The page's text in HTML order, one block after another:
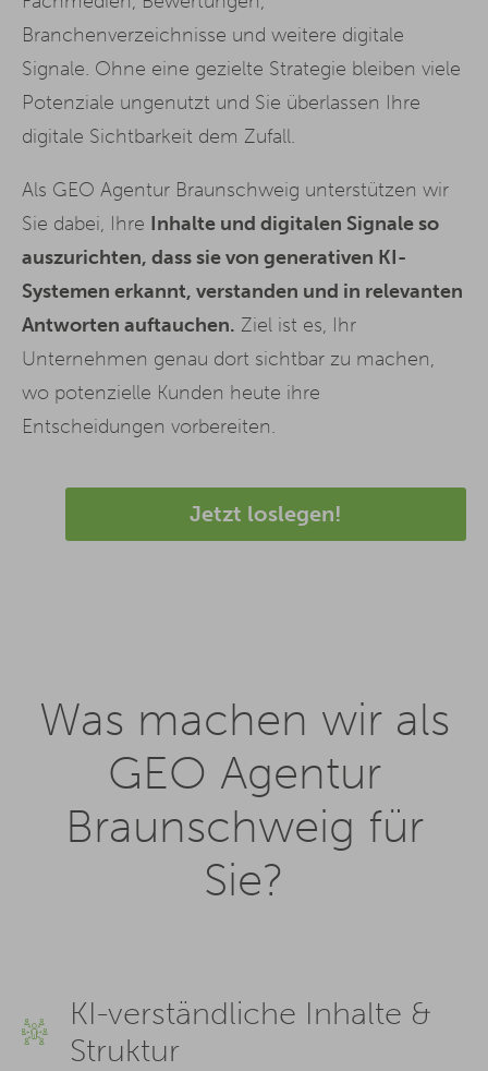
Branchenverzeichnisse und weitere digitale
Signale. Ohne eine gezielte Strategie bleiben viele
Potenziale ungenutzt und Sie überlassen Ihre
digitale Sichtbarkeit dem Zufall.
Als GEO Agentur Braunschweig unterstützen wir
Sie dabei, Ihre Inhalte und digitalen Signale so
auszurichten, dass sie von generativen KI-
Systemen erkannt, verstanden und in relevanten
Antworten auftauchen. Ziel ist es, Ihr
Unternehmen genau dort sichtbar zu machen,
wo potenzielle Kunden heute ihre
Entscheidungen vorbereiten.
Jetzt loslegen!
Was machen wir als
GEO Agentur
Braunschweig für
Sie?
KI-verständliche Inhalte &
Struktur